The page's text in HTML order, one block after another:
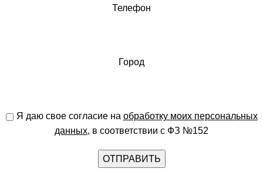
Телефон
Город
Я даю свое согласие на обработку моих персональных
данных, в соответствии с ФЗ №152